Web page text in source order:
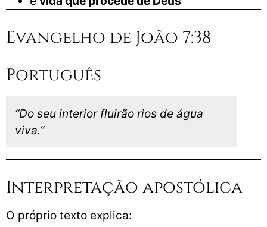
Evangelho de João 7:38
Português
“Do seu interior fluirão rios de água
viva.”
Interpretação apostólica
O próprio texto explica: